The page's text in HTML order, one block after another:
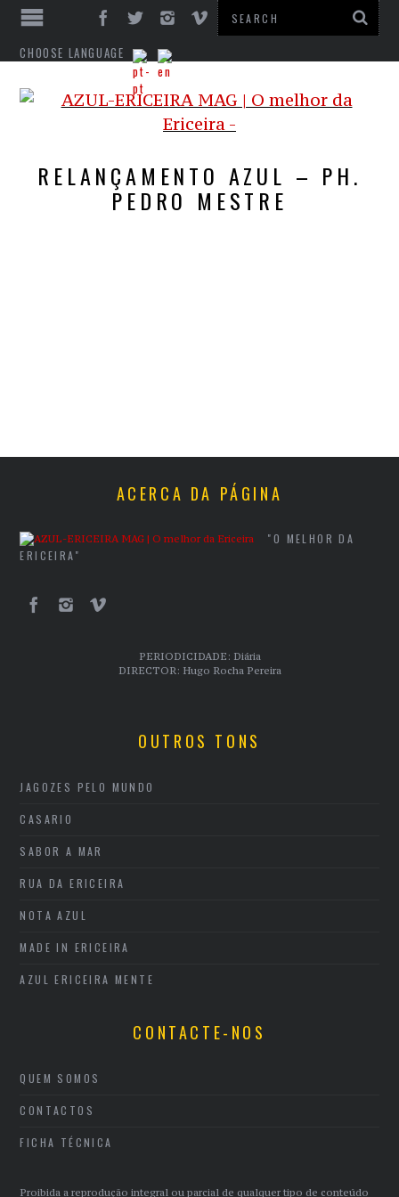
CHOOSE LANGUAGE
RELANÇAMENTO AZUL – PH.
PEDRO MESTRE
ACERCA DA PÁGINA
"O MELHOR DA
ERICEIRA"
PERIODICIDADE: Diária
DIRECTOR: Hugo Rocha Pereira
OUTROS TONS
JAGOZES PELO MUNDO
CASARIO
SABOR A MAR
RUA DA ERICEIRA
NOTA AZUL
MADE IN ERICEIRA
AZUL ERICEIRA MENTE
CONTACTE-NOS
QUEM SOMOS
CONTACTOS
FICHA TÉCNICA
Proibida a reprodução integral ou parcial de qualquer tipo de conteúdo